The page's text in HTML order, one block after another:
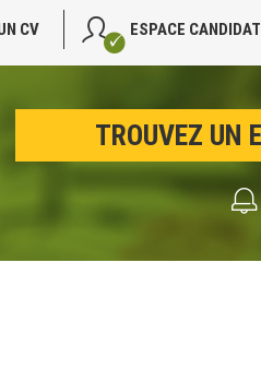
CV ESPACE CANDIDAT